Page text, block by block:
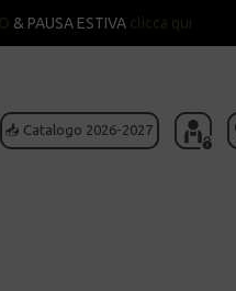
& PAUSA ESTIVA clicca qui
📥 Catalogo 2026-2027